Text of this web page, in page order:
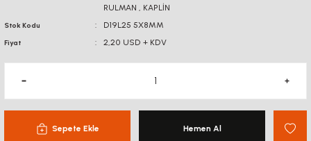
RULMAN , KAPLİN
Stok Kodu D19L25 5X8MM
Fiyat 2,20 USD + KDV
Sepete Ekle Hemen Al